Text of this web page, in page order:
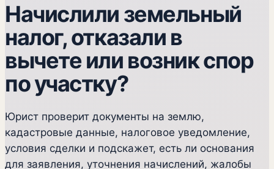
Начислили земельный
налог, отказали в
вычете или возник спор
по участку?
Юрист проверит документы на землю,
кадастровые данные, налоговое уведомление,
условия сделки и подскажет, есть ли основания
для заявления, уточнения начислений, жалобы